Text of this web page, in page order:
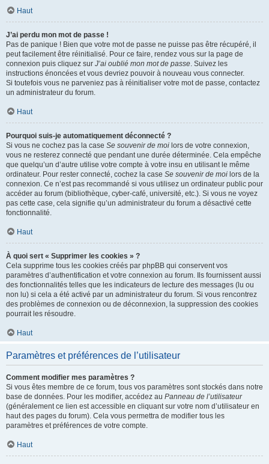
Haut
J’ai perdu mon mot de passe !
Pas de panique ! Bien que votre mot de passe ne puisse pas être récupéré, il
peut facilement être réinitialisé. Pour ce faire, rendez vous sur la page de
connexion puis cliquez sur J’ai oublié mon mot de passe. Suivez les
instructions énoncées et vous devriez pouvoir à nouveau vous connecter.
Si toutefois vous ne parveniez pas à réinitialiser votre mot de passe, contactez
un administrateur du forum.
Haut
Pourquoi suis-je automatiquement déconnecté ?
Si vous ne cochez pas la case Se souvenir de moi lors de votre connexion,
vous ne resterez connecté que pendant une durée déterminée. Cela empêche
que quelqu’un d’autre utilise votre compte à votre insu en utilisant le même
ordinateur. Pour rester connecté, cochez la case Se souvenir de moi lors de la
connexion. Ce n’est pas recommandé si vous utilisez un ordinateur public pour
accéder au forum (bibliothèque, cyber-café, université, etc.). Si vous ne voyez
pas cette case, cela signifie qu’un administrateur du forum a désactivé cette
fonctionnalité.
Haut
À quoi sert « Supprimer les cookies » ?
Cela supprime tous les cookies créés par phpBB qui conservent vos
paramètres d’authentification et votre connexion au forum. Ils fournissent aussi
des fonctionnalités telles que les indicateurs de lecture des messages (lu ou
non lu) si cela a été activé par un administrateur du forum. Si vous rencontrez
des problèmes de connexion ou de déconnexion, la suppression des cookies
pourrait les résoudre.
Haut
Paramètres et préférences de l’utilisateur
Comment modifier mes paramètres ?
Si vous êtes membre de ce forum, tous vos paramètres sont stockés dans notre
base de données. Pour les modifier, accédez au Panneau de l’utilisateur
(généralement ce lien est accessible en cliquant sur votre nom d’utilisateur en
haut des pages du forum). Cela vous permettra de modifier tous les
paramètres et préférences de votre compte.
Haut